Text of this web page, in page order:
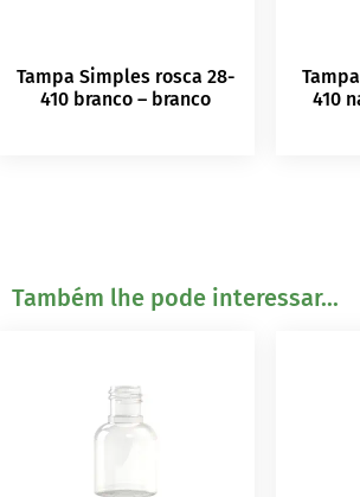
Tampa Simples rosca 28-
410 branco – branco
410
Também lhe pode interessar...